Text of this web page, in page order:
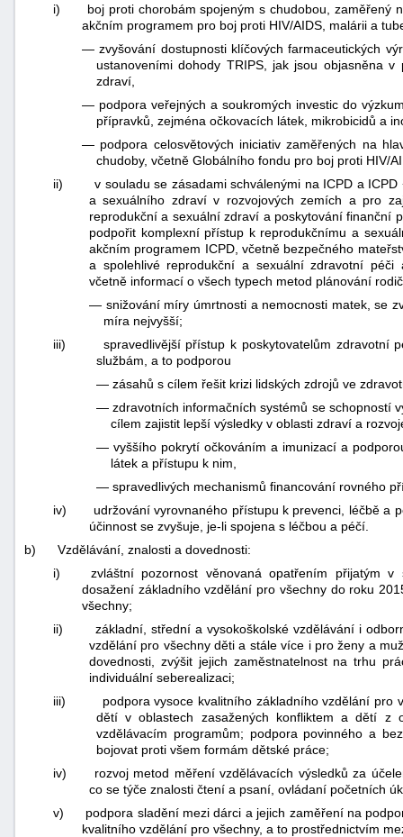
i)
boj proti chorobám spojeným s chudobou, zaměřený
akčním programem pro boj proti HIV/AIDS, malárii a
— zvyšování dostupnosti klíčových farmaceutických
ustanoveními dohody TRIPS, jak jsou objasněna
zdraví,
— podpora veřejných a soukromých investic do
přípravků, zejména očkovacích látek, mikrobicidů a
— podpora celosvětových iniciativ zaměřených na
chudoby, včetně Globálního fondu pro boj proti HIV/
ii)
v souladu se zásadami schválenými na ICPD a
a sexuálního zdraví v rozvojových zemích a pro
reprodukční a sexuální zdraví a poskytování finanční
podpořit komplexní přístup k reprodukčnímu a
akčním programem ICPD, včetně bezpečného
a spolehlivé reprodukční a sexuální zdravotní
včetně informací o všech typech metod plánování
— snižování míry úmrtnosti a nemocnosti matek, se
míra nejvyšší;
iii)
spravedlivější přístup k poskytovatelům zdravotní
službám, a to podporou
— zásahů s cílem řešit krizi lidských zdrojů ve
— zdravotních informačních systémů se schopností
cílem zajistit lepší výsledky v oblasti zdraví a
— vyššího pokrytí očkováním a imunizací a
látek a přístupu k nim,
— spravedlivých mechanismů financování rovného
iv)
udržování vyrovnaného přístupu k prevenci, léčbě a
účinnost se zvyšuje, je-li spojena s léčbou a péčí.
b)
Vzdělávání, znalosti a dovednosti:
i)
zvláštní pozornost věnovaná opatřením přijatým
dosažení základního vzdělání pro všechny do roku
všechny;
ii)
základní, střední a vysokoškolské vzdělávání i
vzdělání pro všechny děti a stále více i pro ženy a
dovednosti, zvýšit jejich zaměstnatelnost na trhu
individuální seberealizaci;
iii)
podpora vysoce kvalitního základního vzdělání
dětí v oblastech zasažených konfliktem a dětí z
vzdělávacím programům; podpora povinného a
bojovat proti všem formám dětské práce;
iv)
rozvoj metod měření vzdělávacích výsledků za
co se týče znalosti čtení a psaní, ovládaní početních
v)
podpora sladění mezi dárci a jejich zaměření na
kvalitního vzdělání pro všechny, a to prostřednictvím